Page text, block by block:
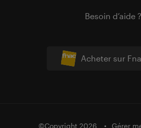
Acheter sur
Besoin d’aide ?
©Copyright 2026 Gérer